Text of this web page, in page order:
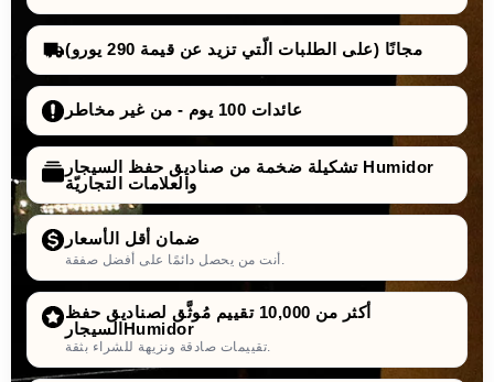
مجانًا (على الطلبات الّتي تزيد عن قيمة 290 يورو)
عائدات 100 يوم - من غير مخاطر
تشكيلة ضخمة من صناديق حفظ السيجار Humidor
والعلامات التجاريّة
ضمان أقل الأسعار
أنت من يحصل دائمًا على أفضل صفقة.
أكثر من 10,000 تقييم مُوثَّق لصناديق حفظ
السيجارHumidor
تقييمات صادقة ونزيهة للشراء بثقة.